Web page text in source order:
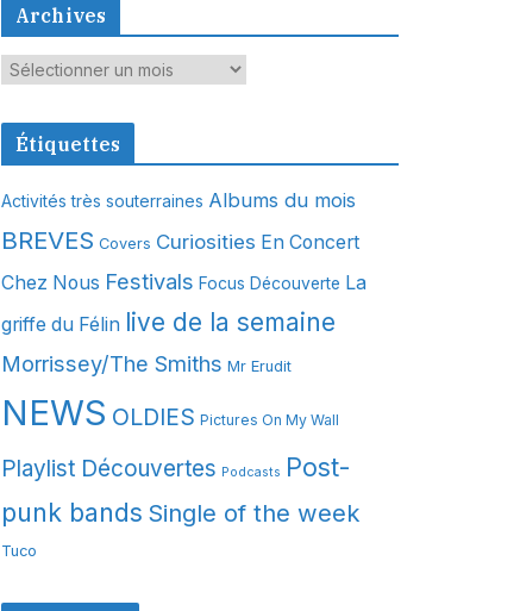
Archives
A
c
e
s
Étiquettes
Activités très souterraines Albums du mois
BREVES Covers Curiosities En Concert
Chez Nous Festivals Focus Découverte La
griffe du Félin live de la semaine
Morrissey/The Smiths Mr Erudit
NEWS OLDIES Pictures On My Wall
Playlist Découvertes Podcasts Post-
punk bands Single of the week
Tuco